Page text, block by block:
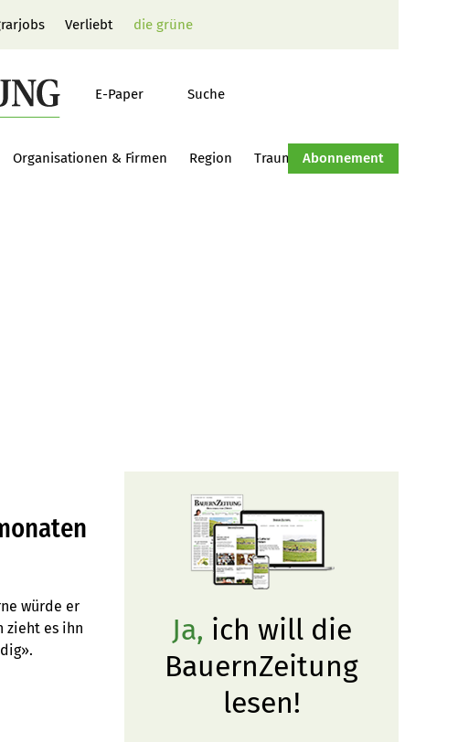
Verliebt die grüne
E-Paper Suche
Organisationen & Firmen Region Traumtraktor Hof-Management
Abonnement
würde er
zieht es ihn
Ja, ich will die
BauernZeitung
lesen!